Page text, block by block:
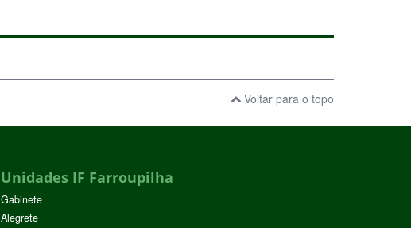
Voltar para o topo
Unidades IF Farroupilha
Gabinete
Alegrete